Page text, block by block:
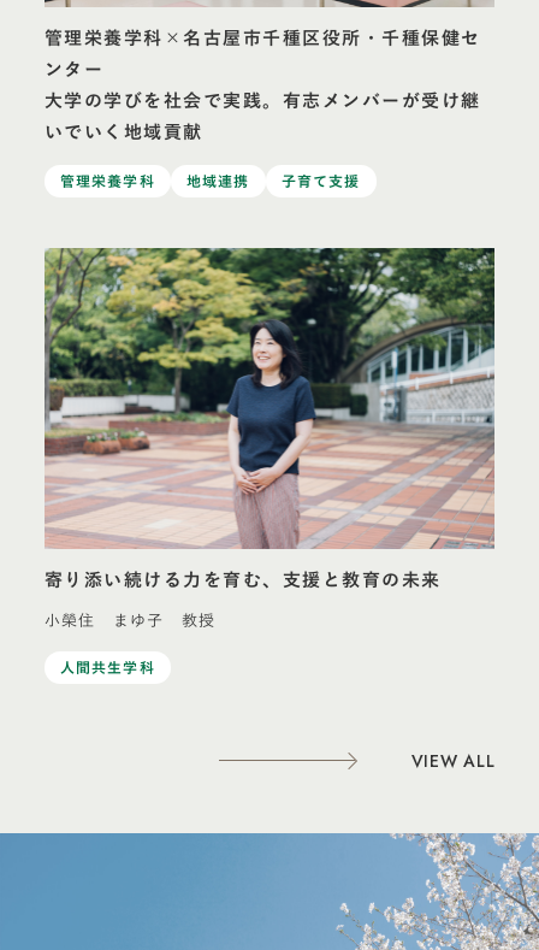
管理栄養学科×名古屋市千種区役所・千種保健セ
ンター
大学の学びを社会で実践。有志メンバーが受け継
いでいく地域貢献
管理栄養学科 地域連携 子育て支援
寄り添い続ける力を育む、支援と教育の未来
小榮住 まゆ子 教授
人間共生学科
VIEW ALL